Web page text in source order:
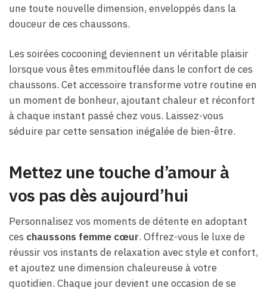
une toute nouvelle dimension, enveloppés dans la
douceur de ces chaussons.
Les soirées cocooning deviennent un véritable plaisir
lorsque vous êtes emmitouflée dans le confort de ces
chaussons. Cet accessoire transforme votre routine en
un moment de bonheur, ajoutant chaleur et réconfort
à chaque instant passé chez vous. Laissez-vous
séduire par cette sensation inégalée de bien-être.
Mettez une touche d’amour à
vos pas dès aujourd’hui
Personnalisez vos moments de détente en adoptant
ces chaussons femme cœur. Offrez-vous le luxe de
réussir vos instants de relaxation avec style et confort,
et ajoutez une dimension chaleureuse à votre
quotidien. Chaque jour devient une occasion de se